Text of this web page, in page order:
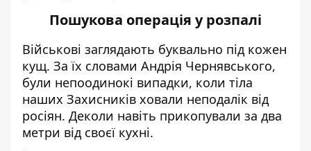
Пошукова операція у розпалі
Військові заглядають буквально під кожен
кущ. За їх словами Андрія Чернявського,
були непоодинокі випадки, коли тіла
наших Захисників ховали неподалік від
росіян. Деколи навіть прикопували за два
метри від своєї кухні.